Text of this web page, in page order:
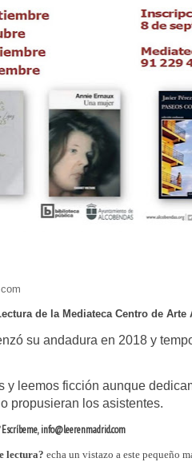
de la Mediateca Centro de
su andadura en 2018 y
y leemos ficción aunque
propusieran los asistentes.
Escríbeme, info@leerenmadrid.com
lectura? echa un vistazo a este pequeño